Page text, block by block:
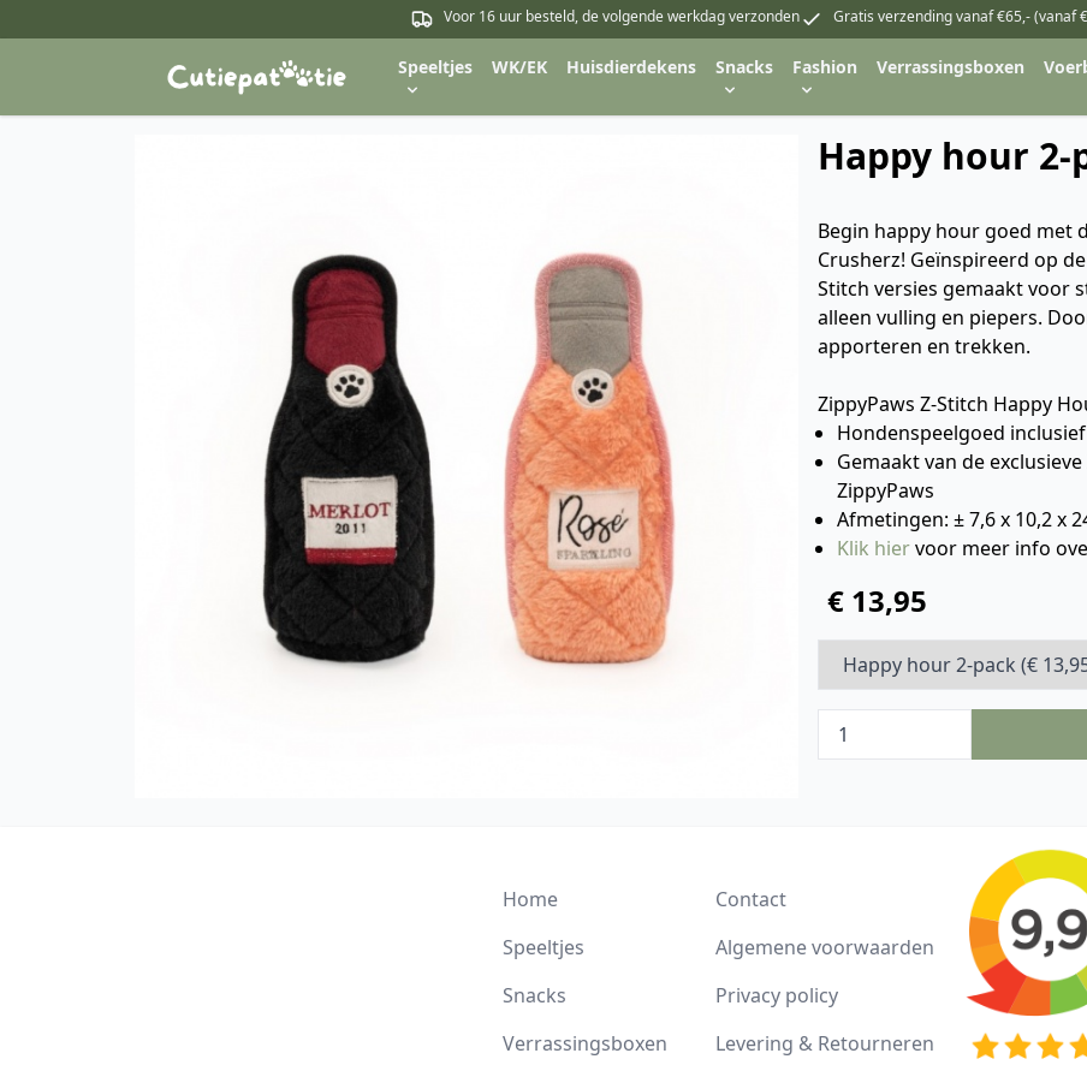
Voor 16 uur besteld, de volgende werkdag verzonden Gratis verzending vanaf €65,- (vanaf
Speeltjes WK/EK Huisdierdekens Snacks Fashion Verrassingsboxen
Happy hour 2-
Begin happy hour goed met
Crusherz! Geïnspireerd op
Stitch versies gemaakt voor
alleen vulling en piepers.
apporteren en trekken.
ZippyPaws Z-Stitch Happy
Hondenspeelgoed
Gemaakt van de
ZippyPaws
Afmetingen: ± 7,6 x 10,2 x
Klik hiervoor meer info
€ 13,95
Home
Speeltjes
Snacks
Verrassingsboxen
Contact
Algemene voorwaarden
Privacy policy
Levering & Retourneren